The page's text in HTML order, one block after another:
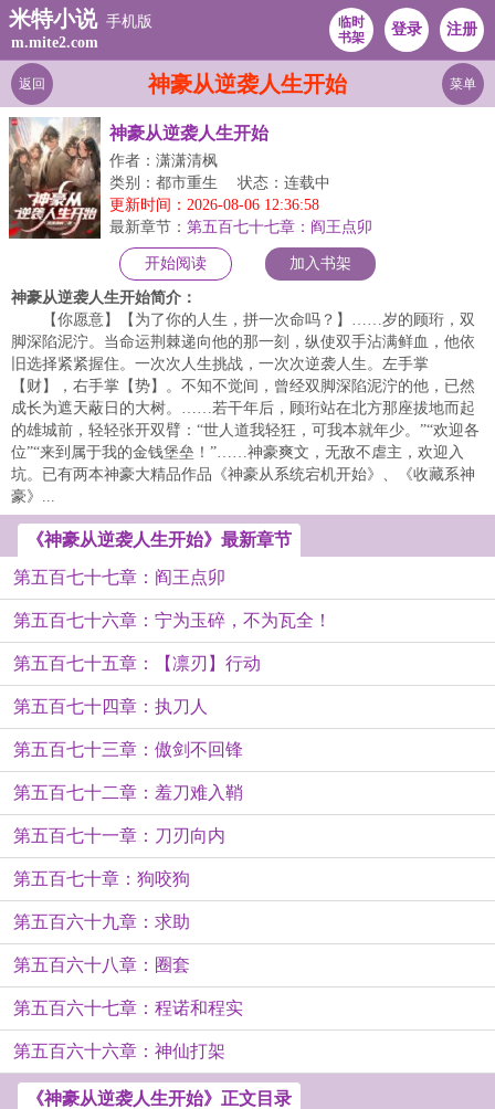
米特小说 手机版
m.mite2.com
临时
书架
登录 注册
神豪从逆袭人生开始
返回 菜单
神豪从逆袭人生开始
作者：潇潇清枫
类别：都市重生
状态：连载中
更新时间：2026-08-06 12:36:58
最新章节： 第五百七十七章：阎王点卯
开始阅读 加入书架
神豪从逆袭人生开始简介：
【你愿意】【为了你的人生，拼一次命吗？】……岁的顾珩，双
脚深陷泥泞。当命运荆棘递向他的那一刻，纵使双手沾满鲜血，他依
旧选择紧紧握住。一次次人生挑战，一次次逆袭人生。左手掌
【财】，右手掌【势】。不知不觉间，曾经双脚深陷泥泞的他，已然
成长为遮天蔽日的大树。……若干年后，顾珩站在北方那座拔地而起
的雄城前，轻轻张开双臂：“世人道我轻狂，可我本就年少。”“欢迎各
位”“来到属于我的金钱堡垒！”……神豪爽文，无敌不虐主，欢迎入
坑。已有两本神豪大精品作品《神豪从系统宕机开始》、《收藏系神
豪》...
《神豪从逆袭人生开始》最新章节
第五百七十七章：阎王点卯
第五百七十六章：宁为玉碎，不为瓦全！
第五百七十五章：【凛刃】行动
第五百七十四章：执刀人
第五百七十三章：傲剑不回锋
第五百七十二章：羞刀难入鞘
第五百七十一章：刀刃向内
第五百七十章：狗咬狗
第五百六十九章：求助
第五百六十八章：圈套
第五百六十七章：程诺和程实
第五百六十六章：神仙打架
《神豪从逆袭人生开始》正文目录